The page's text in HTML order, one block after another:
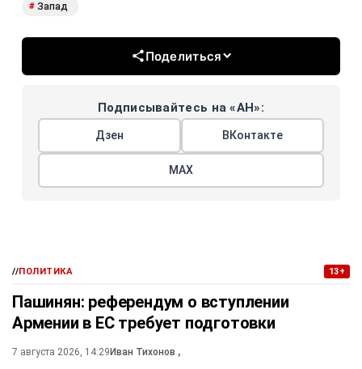
# Запад
Поделиться
Подписывайтесь на «АН»:
Дзен ВКонтакте
МАХ
//ПОЛИТИКА 13+
Пашинян: референдум о вступлении
Армении в ЕС требует подготовки
7 августа 2026, 14:29Иван Тихонов ,